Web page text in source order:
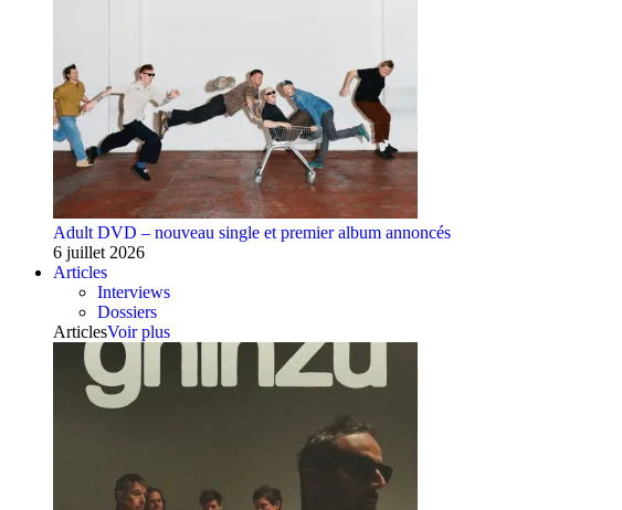
Adult DVD – nouveau single et premier album annoncés
6 juillet 2026
Articles
Interviews
Dossiers
ArticlesVoir plus